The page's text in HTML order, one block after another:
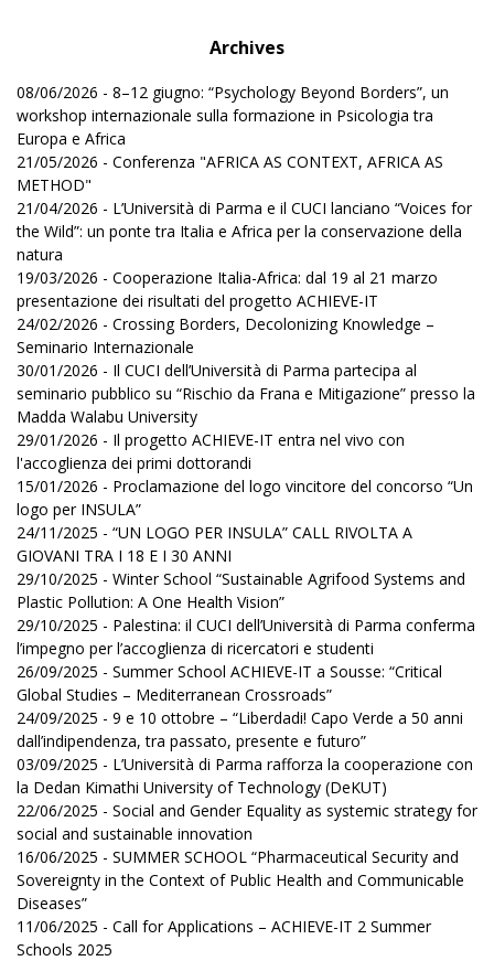
Archives
08/06/2026 - 8–12 giugno: “Psychology Beyond Borders”, un
workshop internazionale sulla formazione in Psicologia tra
Europa e Africa
21/05/2026 - Conferenza "AFRICA AS CONTEXT, AFRICA AS
METHOD"
21/04/2026 - L’Università di Parma e il CUCI lanciano “Voices for
the Wild”: un ponte tra Italia e Africa per la conservazione della
natura
19/03/2026 - Cooperazione Italia-Africa: dal 19 al 21 marzo
presentazione dei risultati del progetto ACHIEVE-IT
24/02/2026 - Crossing Borders, Decolonizing Knowledge –
Seminario Internazionale
30/01/2026 - Il CUCI dell’Università di Parma partecipa al
seminario pubblico su “Rischio da Frana e Mitigazione” presso la
Madda Walabu University
29/01/2026 - Il progetto ACHIEVE-IT entra nel vivo con
l'accoglienza dei primi dottorandi
15/01/2026 - Proclamazione del logo vincitore del concorso “Un
logo per INSULA”
24/11/2025 - “UN LOGO PER INSULA” CALL RIVOLTA A
GIOVANI TRA I 18 E I 30 ANNI
29/10/2025 - Winter School “Sustainable Agrifood Systems and
Plastic Pollution: A One Health Vision”
29/10/2025 - Palestina: il CUCI dell’Università di Parma conferma
l’impegno per l’accoglienza di ricercatori e studenti
26/09/2025 - Summer School ACHIEVE-IT a Sousse: “Critical
Global Studies – Mediterranean Crossroads”
24/09/2025 - 9 e 10 ottobre – “Liberdadi! Capo Verde a 50 anni
dall’indipendenza, tra passato, presente e futuro”
03/09/2025 - L’Università di Parma rafforza la cooperazione con
la Dedan Kimathi University of Technology (DeKUT)
22/06/2025 - Social and Gender Equality as systemic strategy for
social and sustainable innovation
16/06/2025 - SUMMER SCHOOL “Pharmaceutical Security and
Sovereignty in the Context of Public Health and Communicable
Diseases”
11/06/2025 - Call for Applications – ACHIEVE-IT 2 Summer
Schools 2025